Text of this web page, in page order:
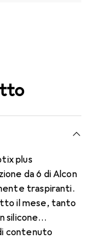
plus
da 6 di Alcon
traspiranti.
il mese, tanto
silicone
contenuto